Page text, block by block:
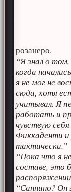
розанеро.
“Я знал о
когда
я не мог не
сюда, хотя
учитывал. Я
работать и
чувствую
Фиккаденти
тактически.”
“Пока что я
составе, это
“Саннино? Он